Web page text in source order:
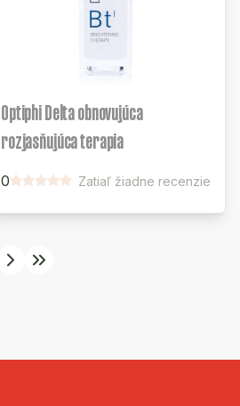
Optiphi Delta obnovujúca
rozjasňujúca terapia
0 Zatiaľ žiadne recenzie